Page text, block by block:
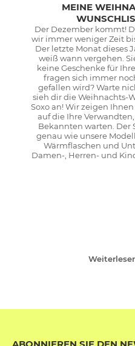
MEINE
Der Dezember kommt!
wir immer weniger Zeit
Der letzte Monat dieses
weiß wann vergehen.
keine Geschenke für
fragen sich immer
gefallen wird? Warte
sieh dir die Weihnachts-
Soxo an! Wir zeigen
auf die Ihre
Bekannten warten. Der
genau wie unsere
Wärmflaschen und
Damen-, Herren- und